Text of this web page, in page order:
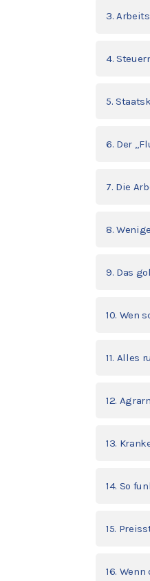
3.
4.
5.
6. Der
7. Die
8.
9. Das
10. Wen
11. Alles
12.
13.
14. So
15.
16.